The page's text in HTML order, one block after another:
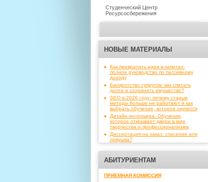
Студенческий Центр
Ресурсосбережения
НОВЫЕ МАТЕРИАЛЫ
Как превратить идеи в капитал:
полное руководство по пассивному
доходу
Банкротство супругов: как списать
долги и сохранить имущество?
SEO в 2026 году: почему старые
методы больше не работают и как
выбрать обучение, которое окупится
Дизайн интерьера: Обучение,
которое открывает двери в мир
творчества и профессионализма
Диссертация на заказ: спасение или
ловушка?
АБИТУРИЕНТАМ
ПРИЕМНАЯ КОМИССИЯ